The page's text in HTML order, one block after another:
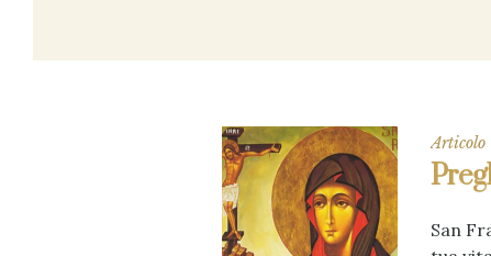
Articolo
San